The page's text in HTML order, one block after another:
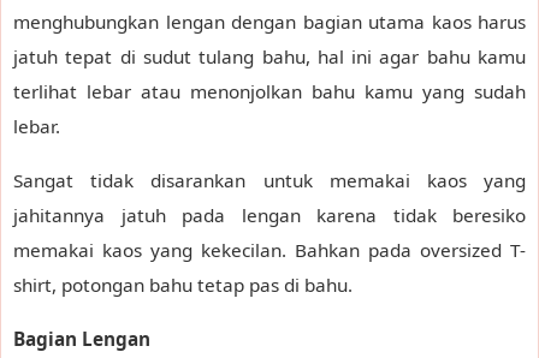
menghubungkan lengan dengan bagian utama kaos harus
jatuh tepat di sudut tulang bahu, hal ini agar bahu kamu
terlihat lebar atau menonjolkan bahu kamu yang sudah
lebar.
Sangat tidak disarankan untuk memakai kaos yang
jahitannya jatuh pada lengan karena tidak beresiko
memakai kaos yang kekecilan. Bahkan pada oversized T-
shirt, potongan bahu tetap pas di bahu.
Bagian Lengan